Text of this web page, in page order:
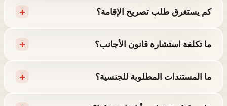
كم يستغرق طلب تصريح الإقامة؟ +
ما تكلفة استشارة قانون الأجانب؟ +
ما المستندات المطلوبة للجنسية؟ +